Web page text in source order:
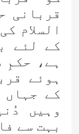
قربانی
السلام
کے لئے
ہے،
ہوئے
کے جہاں
وہیں
بہت سے